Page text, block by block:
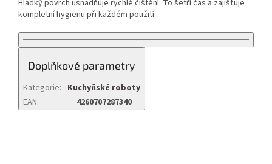
Hladký povrch usnadňuje rychlé čištění. To šetří čas a zajišťuje
kompletní hygienu při každém použití.
Doplňkové parametry
Kategorie: Kuchyňské roboty
EAN: 4260707287340